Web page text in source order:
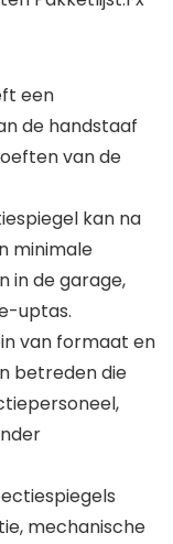
een
de handstaaf
van de
kan na
minimale
in de garage,
uptas.
van formaat en
betreden die
mechanische